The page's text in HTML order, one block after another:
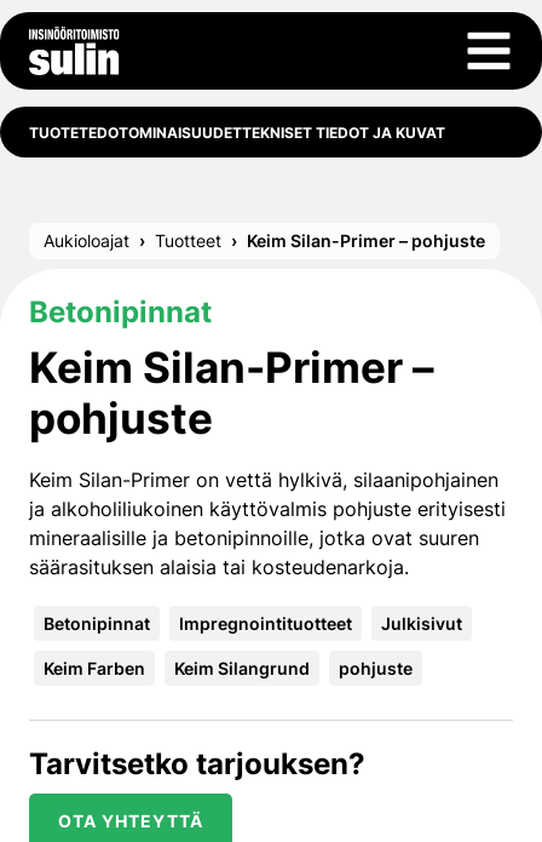
Siirry sisältöön
Avaa
TUOTETEDOTOMINAISUUDETTEKNISET TIEDOT JA KUVAT
Aukioloajat Tuotteet Keim Silan-Primer – pohjuste
Betonipinnat
Keim Silan-Primer –
pohjuste
Keim Silan-Primer on vettä hylkivä, silaanipohjainen
ja alkoholiliukoinen käyttövalmis pohjuste erityisesti
mineraalisille ja betonipinnoille, jotka ovat suuren
säärasituksen alaisia tai kosteudenarkoja.
Betonipinnat Impregnointituotteet Julkisivut
Keim Farben Keim Silangrund pohjuste
Tarvitsetko tarjouksen?
OTA YHTEYTTÄ